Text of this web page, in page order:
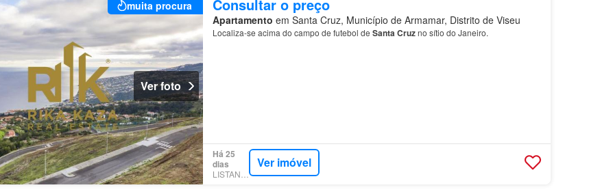
muita procura
Ver foto
Consultar o preço
Apartamento em Santa Cruz, Município de Armamar, Distrito de Viseu
Localiza-se acima do campo de futebol de SantaCruzno sítio do Janeiro.
Há 25
dias
Ver imóvel